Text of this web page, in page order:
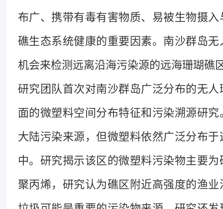
布广、携带有毒有害物质、易被生物摄
礁生态系统健康的重要因素。南沙群岛
机会来检测远离沿海污染源的远海珊瑚礁
研究团队首次对南沙群岛广泛分布的无
面的微塑料空间分布特征和污染溯源研
大陆污染来源，但微塑料依然广泛分布
中。研究揭示该区的微塑料污染物主要
聚丙烯，研究认为礁区附近高强度的渔